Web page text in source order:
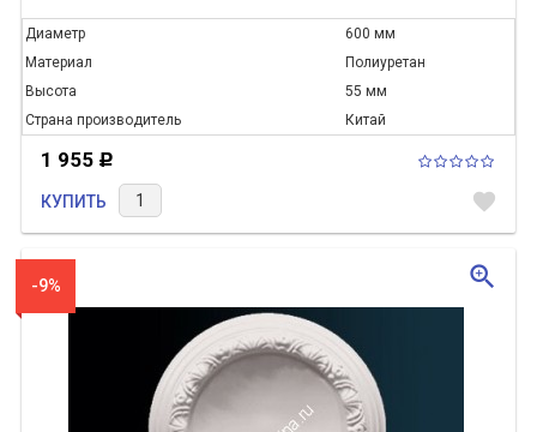
Диаметр
600 мм
Материал
Полиуретан
Высота
55 мм
Страна производитель
Китай
1 955 Р
КУПИТЬ favorite
-9% zoom_in